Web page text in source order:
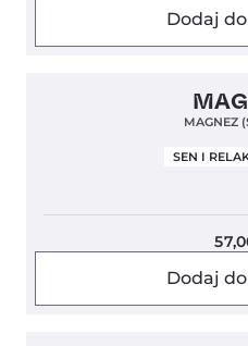
Dodaj
MAGNEZ
SEN I
Dodaj